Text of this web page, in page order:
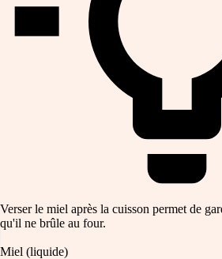
Verser le miel après la cuisson permet de
qu'il ne brûle au four.
Miel (liquide)